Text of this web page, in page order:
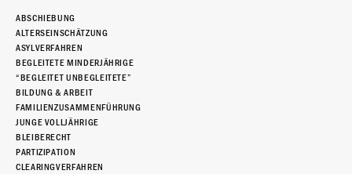
ABSCHIEBUNG
ALTERSEINSCHÄTZUNG
ASYLVERFAHREN
BEGLEITETE MINDERJÄHRIGE
“BEGLEITET UNBEGLEITETE”
BILDUNG & ARBEIT
FAMILIENZUSAMMENFÜHRUNG
JUNGE VOLLJÄHRIGE
BLEIBERECHT
PARTIZIPATION
CLEARINGVERFAHREN